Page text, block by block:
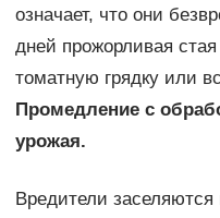
означает, что они
дней прожорливая
томатную грядку или
Промедление с
урожая.
Вредители заселяются